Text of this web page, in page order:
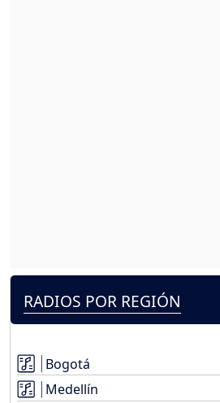
RADIOS POR REGIÓN
Bogotá
Medellín